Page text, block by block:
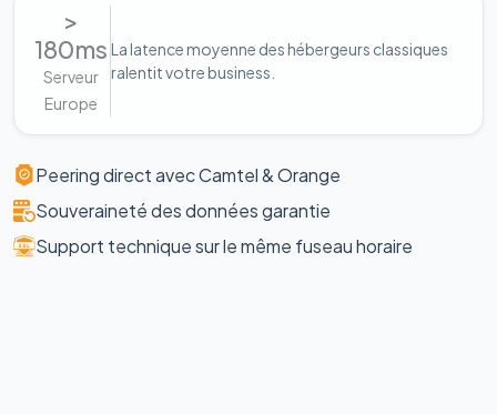
>
180ms
Serveur
Europe
La latence moyenne des hébergeurs classiques
ralentit votre business.
Peering direct avec Camtel & Orange
Souveraineté des données garantie
Support technique sur le même fuseau horaire